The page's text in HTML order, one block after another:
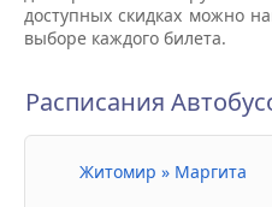
доступных скидках можно
выборе каждого билета.
Расписания
Житомир » Маргита